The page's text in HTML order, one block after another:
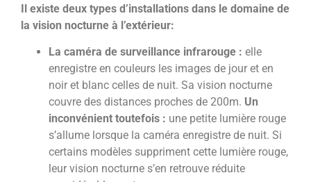
Il existe deux types d’installations dans le domaine de
la vision nocturne à l’extérieur:
La caméra de surveillance infrarouge : elle
enregistre en couleurs les images de jour et en
noir et blanc celles de nuit. Sa vision nocturne
couvre des distances proches de 200m. Un
inconvénient toutefois : une petite lumière rouge
s’allume lorsque la caméra enregistre de nuit. Si
certains modèles suppriment cette lumière rouge,
leur vision nocturne s’en retrouve réduite